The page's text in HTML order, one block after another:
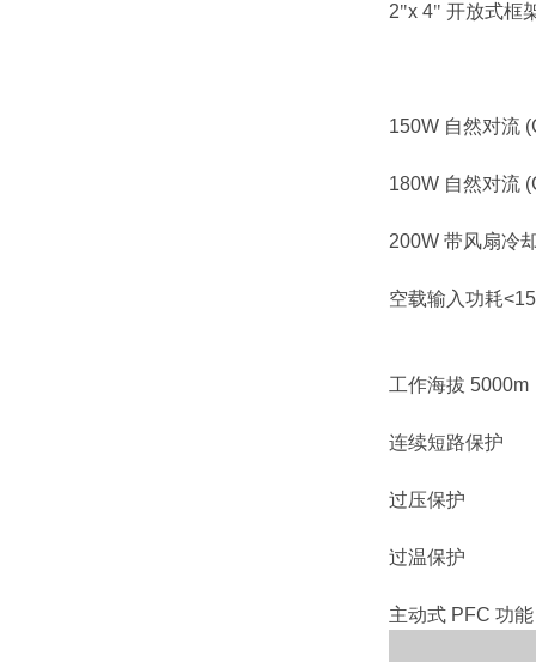
2"x 4" 开放式框
150W 自然对流
180W 自然对流
200W 带风扇冷
空载输入功耗
工作海拔 5000m
连续短路保护
过压保护
过温保护
主动式 PFC 功能